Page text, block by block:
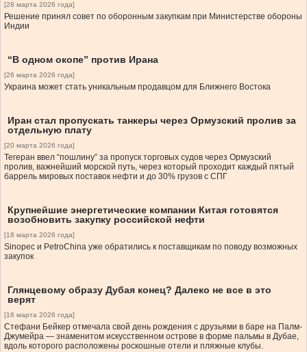
[28 марта 2026 года]
Решение принял совет по оборонным закупкам при Министерстве обороны
Индии
“В одном окопе” против Ирана
[26 марта 2026 года]
Украина может стать уникальным продавцом для Ближнего Востока
Иран стал пропускать танкеры через Ормузский пролив за
отдельную плату
[20 марта 2026 года]
Тегеран ввел “пошлину” за пропуск торговых судов через Ормузский
пролив, важнейший морской путь, через который проходит каждый пятый
баррель мировых поставок нефти и до 30% грузов с СПГ
Крупнейшие энергетические компании Китая готовятся
возобновить закупку российской нефти
[18 марта 2026 года]
Sinopec и PetroChina уже обратились к поставщикам по поводу возможных
закупок
Глянцевому образу Дубая конец? Далеко не все в это
верят
[16 марта 2026 года]
Стефани Бейкер отмечала свой день рождения с друзьями в баре на Палм‐
Джумейра — знаменитом искусственном острове в форме пальмы в Дубае,
вдоль которого расположены роскошные отели и пляжные клубы.